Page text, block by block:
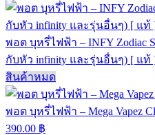
พอต บุหรี่ไฟฟ้า – INFY Zodiac
กับหัว infinity และรุ่นอื่นๆ) [ แท้
สินค้าหมด
พอต บุหรี่ไฟฟ้า – Mega Vapez
390.00 ฿